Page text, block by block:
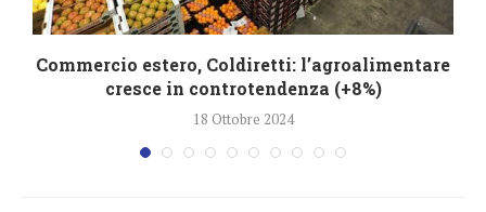
Commercio estero, Coldiretti: l’agroalimentare
cresce in controtendenza (+8%)
18 Ottobre 2024